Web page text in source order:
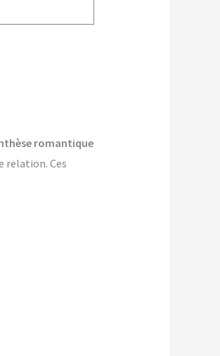
romantique
relation. Ces